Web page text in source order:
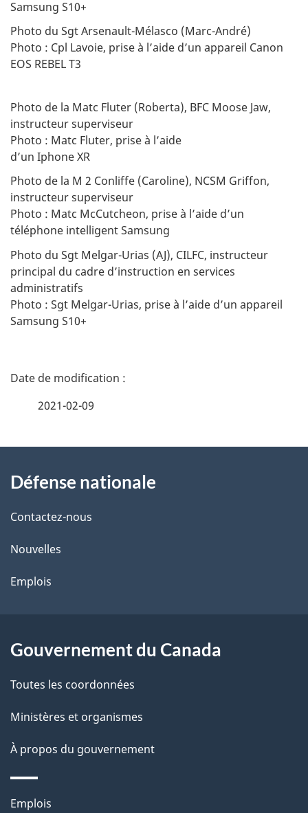
Samsung S10+
Photo du Sgt Arsenault-Mélasco (Marc-André)
Photo : Cpl Lavoie, prise à l’aide d’un appareil Canon
EOS REBEL T3
Photo de la Matc Fluter (Roberta), BFC Moose Jaw,
instructeur superviseur
Photo : Matc Fluter, prise à l’aide
d’un Iphone XR
Photo de la M 2 Conliffe (Caroline), NCSM Griffon,
instructeur superviseur
Photo : Matc McCutcheon, prise à l’aide d’un
téléphone intelligent Samsung
Photo du Sgt Melgar-Urias (AJ), CILFC, instructeur
principal du cadre d’instruction en services
administratifs
Photo : Sgt Melgar-Urias, prise à l’aide d’un appareil
Samsung S10+
D
i
l
s
d
l
p
a
g
e
2021-02-09
propos
de
ce
site
Défense nationale
Contactez-nous
Nouvelles
Emplois
Gouvernement du Canada
Toutes les coordonnées
Ministères et organismes
À propos du gouvernement
Thèmes
Emplois